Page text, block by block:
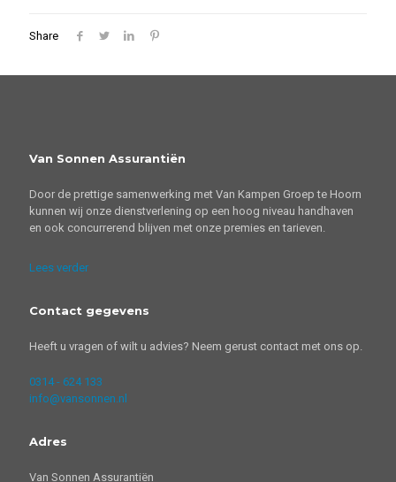
Share
Van Sonnen Assurantiën
Door de prettige samenwerking met Van Kampen Groep te Hoorn
kunnen wij onze dienstverlening op een hoog niveau handhaven
en ook concurrerend blijven met onze premies en tarieven.
Lees verder
Contact gegevens
Heeft u vragen of wilt u advies? Neem gerust contact met ons op.
0314 - 624 133
info@vansonnen.nl
Adres
Van Sonnen Assurantiën